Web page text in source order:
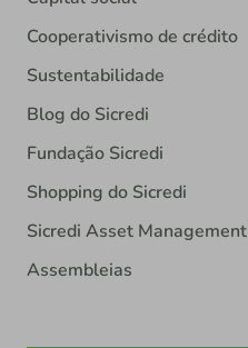
Cooperativismo de crédito
Sustentabilidade
Blog do Sicredi
Fundação Sicredi
Shopping do Sicredi
Sicredi Asset Management
Assembleias